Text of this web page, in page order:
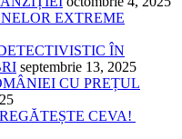
EXTREME
ÎN
septembrie 13, 2025
CU PREȚUL
CEVA!